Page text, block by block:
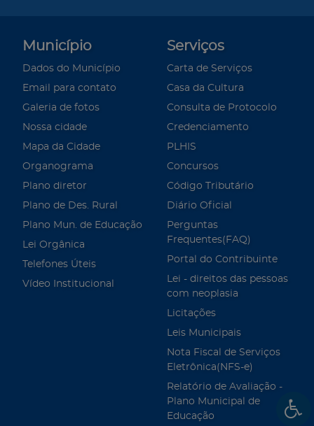
Município
Dados do Município
Email para contato
Galeria de fotos
Nossa cidade
Mapa da Cidade
Organograma
Plano diretor
Plano de Des. Rural
Plano Mun. de Educação
Lei Orgânica
Telefones Úteis
Vídeo Institucional
Serviços
Carta de Serviços
Casa da Cultura
Consulta de Protocolo
Credenciamento
PLHIS
Concursos
Código Tributário
Diário Oficial
Perguntas
Frequentes(FAQ)
Portal do Contribuinte
Lei - direitos das pessoas
com neoplasia
Licitações
Leis Municipais
Nota Fiscal de Serviços
Eletrônica(NFS-e)
Relatório de Avaliação -
Plano Municipal de
Educação